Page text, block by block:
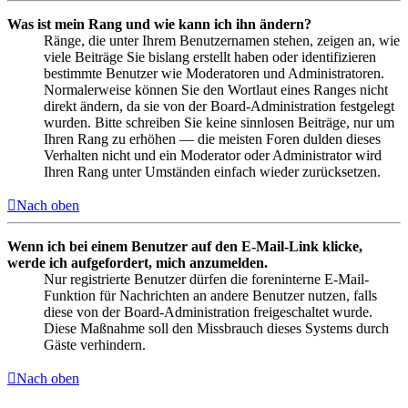
Was ist mein Rang und wie kann ich ihn ändern?
Ränge, die unter Ihrem Benutzernamen stehen, zeigen an, wie
viele Beiträge Sie bislang erstellt haben oder identifizieren
bestimmte Benutzer wie Moderatoren und Administratoren.
Normalerweise können Sie den Wortlaut eines Ranges nicht
direkt ändern, da sie von der Board-Administration festgelegt
wurden. Bitte schreiben Sie keine sinnlosen Beiträge, nur um
Ihren Rang zu erhöhen — die meisten Foren dulden dieses
Verhalten nicht und ein Moderator oder Administrator wird
Ihren Rang unter Umständen einfach wieder zurücksetzen.
Nach oben
Wenn ich bei einem Benutzer auf den E-Mail-Link klicke,
werde ich aufgefordert, mich anzumelden.
Nur registrierte Benutzer dürfen die foreninterne E-Mail-
Funktion für Nachrichten an andere Benutzer nutzen, falls
diese von der Board-Administration freigeschaltet wurde.
Diese Maßnahme soll den Missbrauch dieses Systems durch
Gäste verhindern.
Nach oben